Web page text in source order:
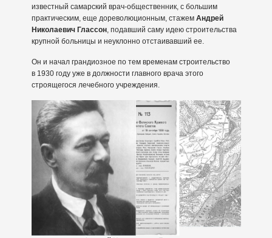
известный самарский врач-общественник, с большим
практическим, еще дореволюционным, стажем Андрей
Николаевич Глассон, подавший саму идею строительства
крупной больницы и неуклонно отстаивавший ее.
Он и начал грандиозное по тем временам строительство
в 1930 году уже в должности главного врача этого
строящегося лечебного учреждения.